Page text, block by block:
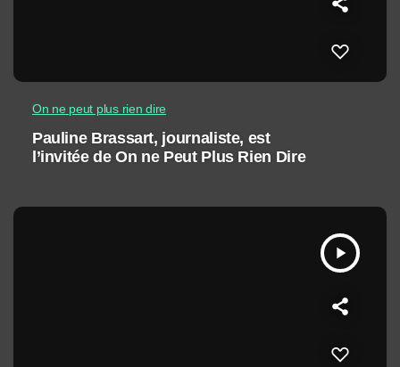
On ne peut plus rien dire
Pauline Brassart, journaliste, est
l’invitée de On ne Peut Plus Rien Dire
play_arrow